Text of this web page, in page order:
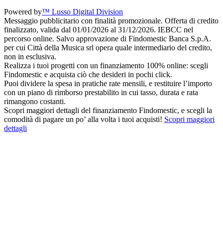
Powered by™ Lusso Digital Division
Messaggio pubblicitario con finalità promozionale. Offerta di credito
finalizzato, valida dal 01/01/2026 al 31/12/2026. IEBCC nel
percorso online. Salvo approvazione di Findomestic Banca S.p.A.
per cui Città della Musica srl opera quale intermediario del credito,
non in esclusiva.
Realizza i tuoi progetti con un finanziamento 100% online: scegli
Findomestic e acquista ciò che desideri in pochi click.
Puoi dividere la spesa in pratiche rate mensili, e restituire l’importo
con un piano di rimborso prestabilito in cui tasso, durata e rata
rimangono costanti.
Scopri maggiori dettagli del finanziamento Findomestic, e scegli la
comodità di pagare un po’ alla volta i tuoi acquisti! Scopri maggiori
dettagli